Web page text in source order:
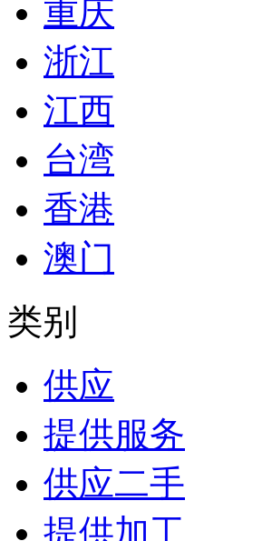
重庆
浙江
江西
台湾
香港
澳门
类别
供应
提供服务
供应二手
提供加工